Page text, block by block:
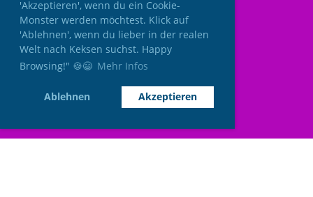
'Akzeptieren', wenn du ein Cookie-
Monster werden möchtest. Klick auf
'Ablehnen', wenn du lieber in der realen
Welt nach Keksen suchst. Happy
Browsing!" 🍪😄 Mehr Infos
Ablehnen Akzeptieren